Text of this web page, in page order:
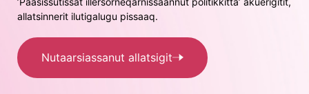
allatsinnerit ilutigalugu pissaaq.
Nutaarsiassanut allatsigit